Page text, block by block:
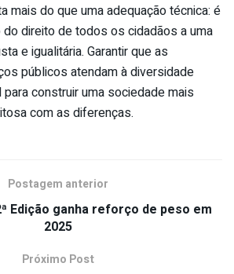
mais do que uma adequação técnica: é
direito de todos os cidadãos a uma
e igualitária. Garantir que as
públicos atendam à diversidade
construir uma sociedade mais
com as diferenças.
Postagem anterior
Edição ganha reforço de peso em
2025
Próximo Post